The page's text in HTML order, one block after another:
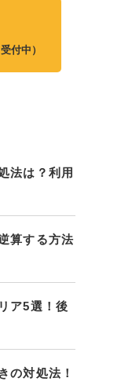
付中）
法は？利用
算する方法
ア5選！後
の対処法！